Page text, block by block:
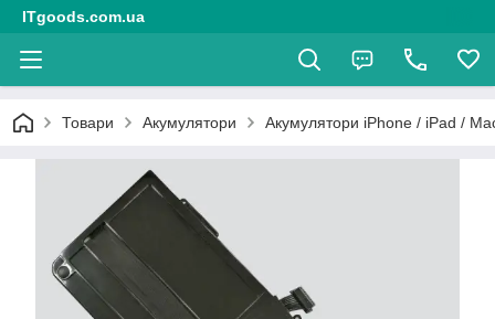
ITgoods.com.ua
Товари Акумулятори Акумулятори iPhone / iPad /